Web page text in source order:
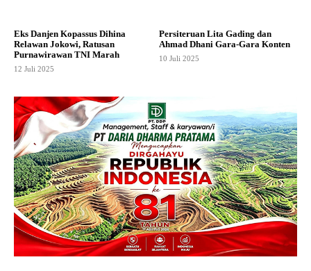
Eks Danjen Kopassus Dihina
Relawan Jokowi, Ratusan
Purnawirawan TNI Marah
12 Juli 2025
Persiteruan Lita Gading dan
Ahmad Dhani Gara-Gara Konten
10 Juli 2025